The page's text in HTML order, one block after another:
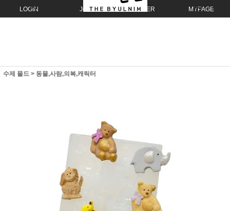
LOGIN JOIN ORDER MYPAGE
수제 몰드 > 동물,사람,의복,캐릭터